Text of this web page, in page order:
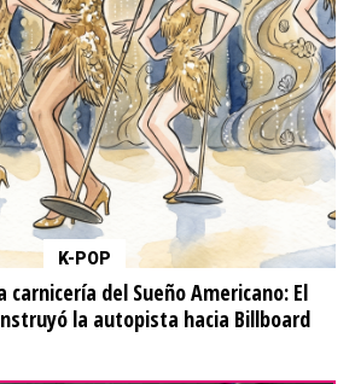
K-POP
carnicería del Sueño Americano: El
la autopista hacia Billboard